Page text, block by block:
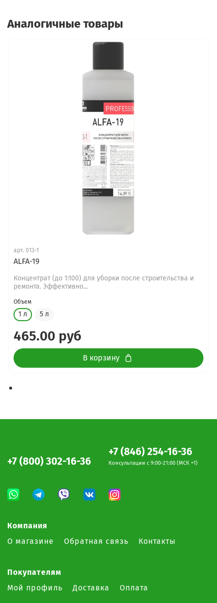
Аналогичные товары
арт. 013-1
ALFA-19
Концентрат (до 1:100) для уборки после строительства и
ремонта. Эффективно...
Объем
1 л 5 л
465.00 руб
В корзину
Компания
О магазине
Обратная связь Контакты
Покупателям
Мой профиль
Доставка Оплата
+7 (800) 302-16-36
+7 (846) 254-16-36
Консультации c 9:00-21:00 (МСК +1)